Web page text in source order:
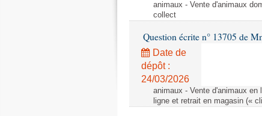
animaux - Vente d'animaux
collect
Question écrite n° 13705 de
Date de
dépôt :
24/03/2026
animaux - Vente d'animaux
ligne et retrait en magasin («